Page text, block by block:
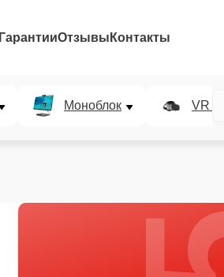
ГарантииОтзывы Контакты
Моноблок VR